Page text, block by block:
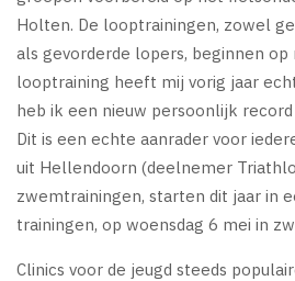
Holten. De looptrainingen, zowel
als gevorderde lopers, beginnen op
looptraining heeft mij vorig jaar
heb ik een nieuw persoonlijk
Dit is een echte aanrader voor
uit Hellendoorn (deelnemer
zwemtrainingen, starten dit jaar in
trainingen, op woensdag 6 mei in
Clinics voor de jeugd steeds